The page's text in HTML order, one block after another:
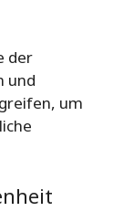
der
und
um